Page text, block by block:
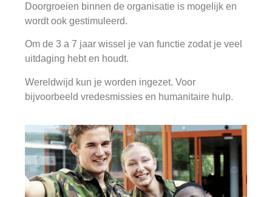
Doorgroeien binnen de organisatie is mogelijk en
wordt ook gestimuleerd.
Om de 3 a 7 jaar wissel je van functie zodat je veel
uitdaging hebt en houdt.
Wereldwijd kun je worden ingezet. Voor
bijvoorbeeld vredesmissies en humanitaire hulp.